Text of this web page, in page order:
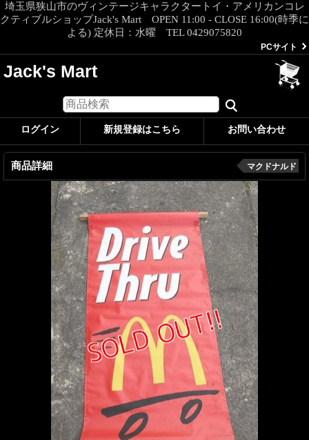
埼玉県狭山市のヴィンテージキャラクタートイ・アメリカンコレ
クティブルショップJack's Mart OPEN 11:00 - CLOSE 16:00(時季に
よる) 定休日：水曜 TEL 0429075820
PCサイト
Jack's Mart
ログイン 新規登録はこちら お問い合わせ
商品詳細 マクドナルド